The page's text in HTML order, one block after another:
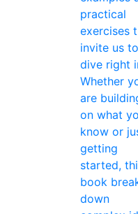
practical
exercises
invite us to
dive right
Whether
are
on what
know or
getting
started,
book
down